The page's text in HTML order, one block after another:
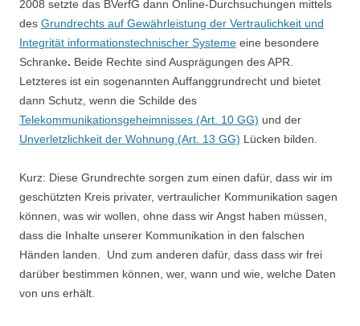
2008 setzte das BVerfG dann Online-Durchsuchungen mittels
des Grundrechts auf Gewährleistung der Vertraulichkeit und
Integrität informationstechnischer Systeme eine besondere
Schranke. Beide Rechte sind Ausprägungen des APR.
Letzteres ist ein sogenannten Auffanggrundrecht und bietet
dann Schutz, wenn die Schilde des
Telekommunikationsgeheimnisses (Art. 10 GG) und der
Unverletzlichkeit der Wohnung (Art. 13 GG) Lücken bilden.
Kurz: Diese Grundrechte sorgen zum einen dafür, dass wir im
geschützten Kreis privater, vertraulicher Kommunikation sagen
können, was wir wollen, ohne dass wir Angst haben müssen,
dass die Inhalte unserer Kommunikation in den falschen
Händen landen. Und zum anderen dafür, dass dass wir frei
darüber bestimmen können, wer, wann und wie, welche Daten
von uns erhält.